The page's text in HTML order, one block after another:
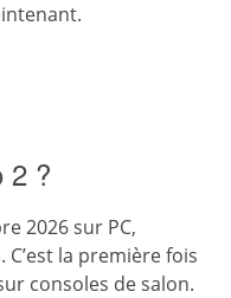
2 ?
2026 sur PC,
C’est la première fois
consoles de salon.